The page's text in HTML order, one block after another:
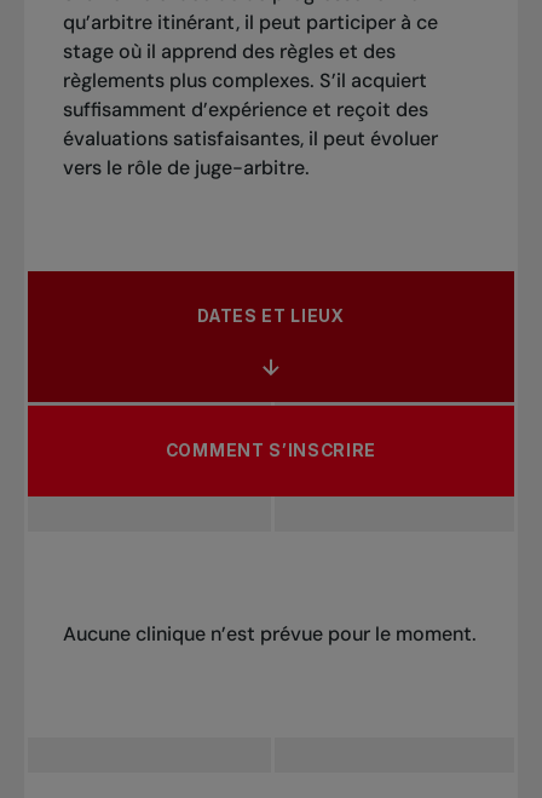
qu’arbitre itinérant, il peut participer à ce
stage où il apprend des règles et des
règlements plus complexes. S’il acquiert
suffisamment d’expérience et reçoit des
évaluations satisfaisantes, il peut évoluer
vers le rôle de juge-arbitre.
DATES ET LIEUX
COMMENT S’INSCRIRE
Aucune clinique n’est prévue pour le moment.